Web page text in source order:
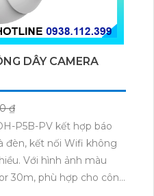
DÂY CAMERA
₫
P5B-PV kết hợp báo
đèn, kết nối Wifi không
Với hình ảnh màu
30m, phù hợp cho công